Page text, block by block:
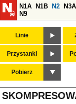
N1A
N1B N2 N3A
N9
Linie
Przystanki
Pobierz